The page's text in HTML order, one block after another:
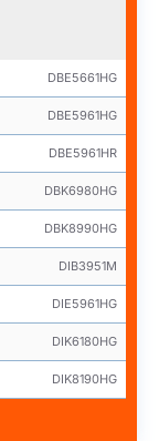
DBE5661HG
DBE5961HG
DBE5961HR
DBK6980HG
DBK8990HG
DIB3951M
DIE5961HG
DIK6180HG
DIK8190HG